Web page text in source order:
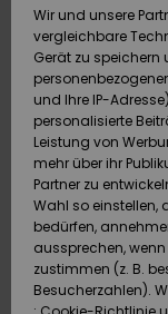
SURF
SNOW
DOPPELTER
RABATT
HILFE & KONTAKT
Wir und unsere
vergleichbare
Gerät zu
und Ihre IP-
personalisierte
Leistung von
mehr über ihr
Partner zu
Wahl so einstellen,
bedürfen,
aussprechen,
zustimmen (z. B.
Besucherzahlen).